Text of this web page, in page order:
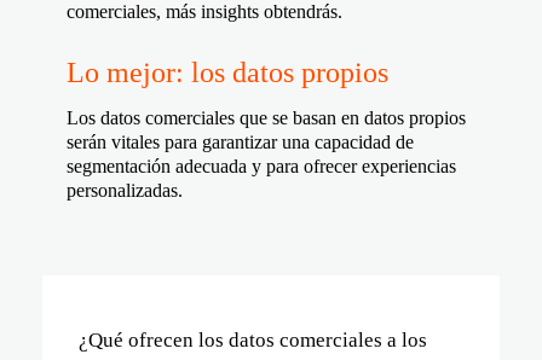
comerciales, más insights obtendrás.
Lo mejor: los datos propios
Los datos comerciales que se basan en datos propios
serán vitales para garantizar una capacidad de
segmentación adecuada y para ofrecer experiencias
personalizadas.
¿Qué ofrecen los datos comerciales a los